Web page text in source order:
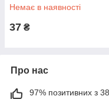
Немає в наявності
37 ₴
Про нас
97% позитивних з